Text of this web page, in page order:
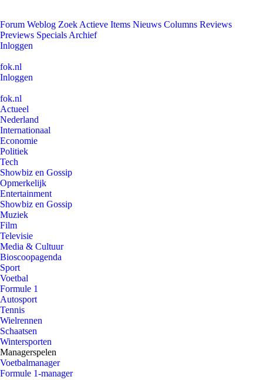
Forum Weblog Zoek Actieve Items Nieuws Columns Reviews
Previews Specials Archief
Inloggen
fok.nl
Inloggen
fok.nl
Actueel
Nederland
Internationaal
Economie
Politiek
Tech
Showbiz en Gossip
Opmerkelijk
Entertainment
Showbiz en Gossip
Muziek
Film
Televisie
Media & Cultuur
Bioscoopagenda
Sport
Voetbal
Formule 1
Autosport
Tennis
Wielrennen
Schaatsen
Wintersporten
Managerspelen
Voetbalmanager
Formule 1-manager